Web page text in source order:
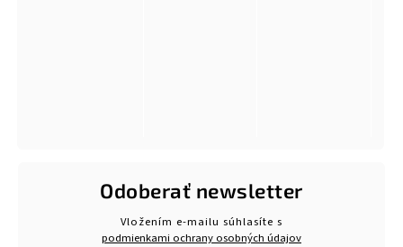
Odoberať newsletter
Vložením e-mailu súhlasíte s
podmienkami ochrany osobných údajov